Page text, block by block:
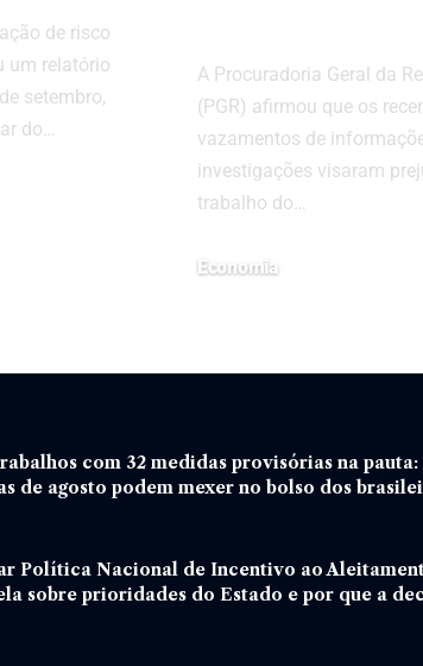
de risco
um relatório
setembro,
do…
A Procuradoria Geral da
(PGR) afirmou que os
vazamentos de
investigações visaram
trabalho do…
Economia
com 32 medidas provisórias na
de agosto podem mexer no bolso dos
Política Nacional de Incentivo ao
sobre prioridades do Estado e por que a